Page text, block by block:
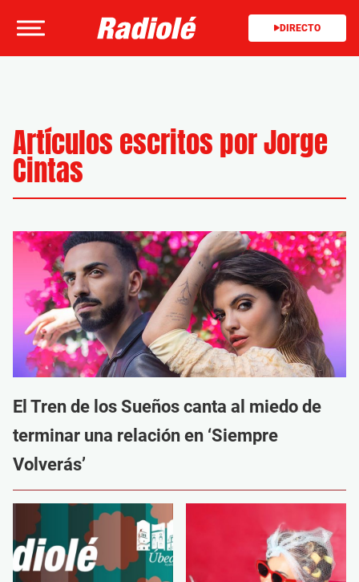
DIRECTO
Artículos escritos por Jorge
Cintas
El Tren de los Sueños canta al miedo de
terminar una relación en ‘Siempre
Volverás’